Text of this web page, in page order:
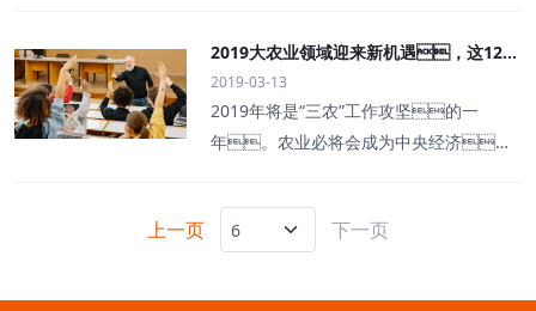
是指贯穿农业生产作业链条，直接完
成或协助完成农业产前、产中、
产后各环节作业的社会化服务。
加快发展农业生产性服务业，对于培
不着，却是一张无形胜有形的
网。“作为农业大国，我们要利用
物联网、大数据、移动互联
网、人工智能、区块链等现代信
升级，为实施乡村振兴战略插上互联
网的翅膀。”全国政协委员王召明
担着推动农业转型升级的作
的发展以及小农户的现代化之
路。当前，农业农村发展进入新
时代，大国小农仍是我们的基本
国情农情。通过本文这5句话，正
状，大力推进小农的现代
化，实现乡村全面振
2019大农业领域迎来新机遇，这12个
方向值得关注！
2019-03-13
2019年将是“三农”工作攻坚的一
年。农业必将会成为中央经济的
续关注农村人居环境整治三年行动，
出发重点做好垃圾污水处理、厕所革
改革，农业经营方式创新等改革政策
上一页 下一页